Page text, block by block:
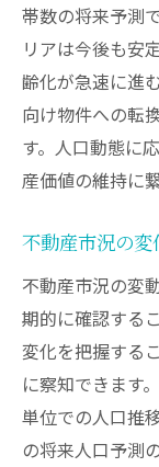
帯数の将来予測
リアは今後も安
齢化が急速に進
向け物件への転
す。人口動態に
産価値の維持に
不動産市況の変
不動産市況の変
期的に確認する
変化を把握する
に察知できます
単位での人口推
の将来人口予測